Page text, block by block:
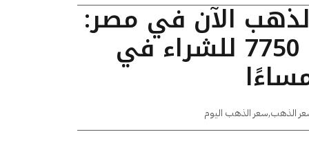
الآن في مصر:
عيار 24 يسجل 7750 للشراء في
الذهب,سعر الذهب اليوم